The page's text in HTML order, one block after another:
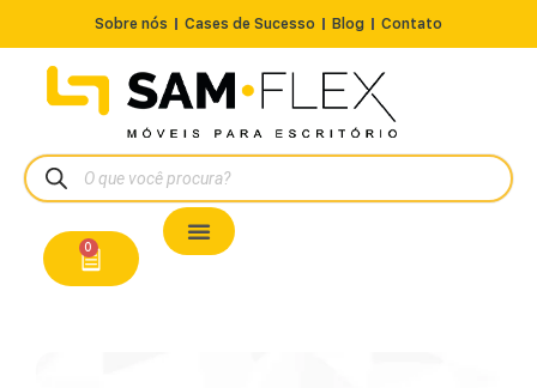
Sobre nós Cases de Sucesso Blog Contato
0